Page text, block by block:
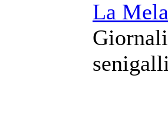
La Mela